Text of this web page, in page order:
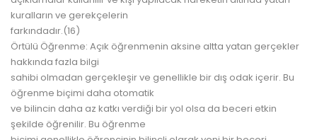
kuralların ve gerekçelerin
farkındadır.(16)
Örtülü Öğrenme: Açık öğrenmenin aksine altta yatan gerçekler
hakkında fazla bilgi
sahibi olmadan gerçekleşir ve genellikle bir dış odak içerir. Bu
öğrenme biçimi daha otomatik
ve bilincin daha az katkı verdiği bir yol olsa da beceri etkin
şekilde öğrenilir. Bu öğrenme